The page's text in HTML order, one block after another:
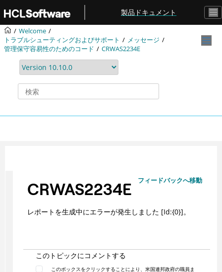
メインコンテンツにジャンプ
製品ドキュメント
Welcome
トラブルシューティングおよびサポート
メッセージ
管理保守容易性のためのコード
CRWAS2234E
フィードバックへ移動
CRWAS2234E
レポートを生成中にエラーが発生しました [Id:{0}]。
このトピックにコメントする
このボックスをクリックすることにより、米国連邦政府の職員ま